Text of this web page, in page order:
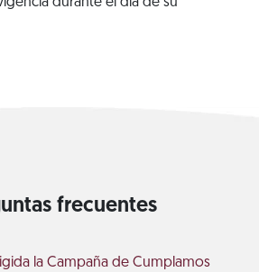
durante el día de su
frecuentes
la Campaña de Cumplamos